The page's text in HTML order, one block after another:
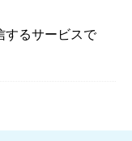
するサービスで